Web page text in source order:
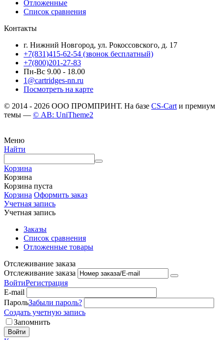
Отложенные
Список сравнения
Контакты
г. Нижний Новгород, ул. Рокоссовского, д. 17
+7(831)415-62-54 (звонок бесплатный)
+7(800)201-27-83
Пн-Вс 9.00 - 18.00
1@cartridges-nn.ru
Посмотреть на карте
© 2014 - 2026 ООО ПРОМПРИНТ. На базе CS-Cartи премиум
темы — © AB: UniTheme2
Меню
Найти
Корзина
Корзина
Корзина пуста
Корзина Оформить заказ
Учетная запись
Учетная запись
Заказы
Список сравнения
Отложенные товары
Отслеживание заказа
Отслеживание заказа
ВойтиРегистрация
E-mail
ПарольЗабыли пароль?
Создать учетную запись
Запомнить
Войти